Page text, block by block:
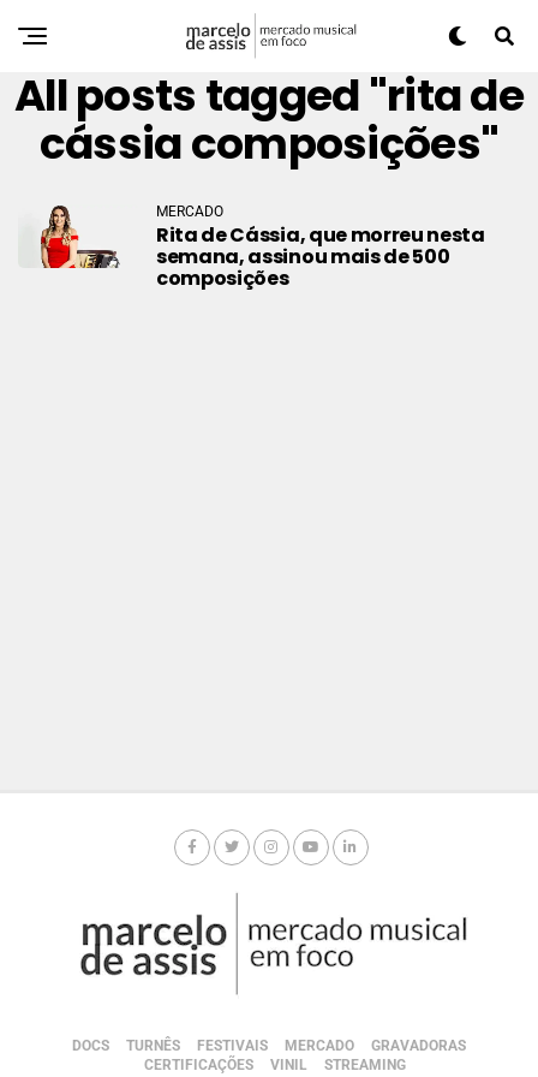
All posts tagged "rita de
cássia composições"
MERCADO
Rita de Cássia, que morreu nesta
semana, assinou mais de 500
composições
DOCS TURNÊS FESTIVAIS MERCADO
GRAVADORAS
CERTIFICAÇÕES
VINIL STREAMING